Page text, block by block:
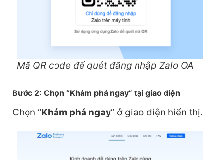
Mã QR code để quét đăng nhập Zalo OA
Bước 2: Chọn “Khám phá ngay” tại giao diện
Chọn “Khám phá ngay” ở giao diện hiển thị.